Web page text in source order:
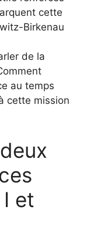
cette
Birkenau
de la
au temps
cette mission
et